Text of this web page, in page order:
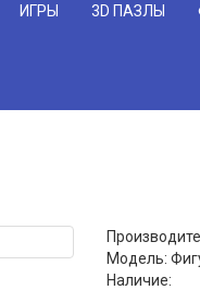
ИГРЫ 3D ПАЗЛЫ
Модель:
Наличие: